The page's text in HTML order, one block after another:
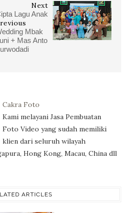
Next
Lagu Anak
Mbak
+ Mas Anto
Cakra Foto
Kami melayani Jasa Pembuatan
Foto Video yang sudah memiliki
klien dari seluruh wilayah
Hong Kong, Macau, China dll
ARTICLES